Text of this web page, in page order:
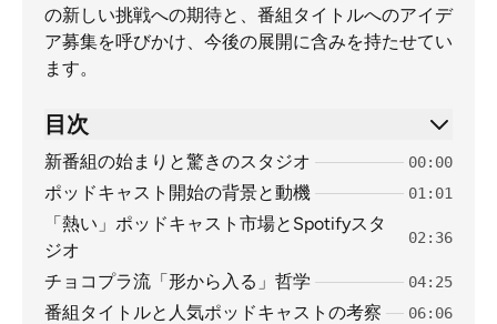
の新しい挑戦への期待と、番組タイトルへのアイデ
ア募集を呼びかけ、今後の展開に含みを持たせてい
ます。
目次
新番組の始まりと驚きのスタジオ 00:00
ポッドキャスト開始の背景と動機 01:01
「熱い」ポッドキャスト市場とSpotifyスタ
ジオ
02:36
チョコプラ流「形から入る」哲学 04:25
番組タイトルと人気ポッドキャストの考察 06:06